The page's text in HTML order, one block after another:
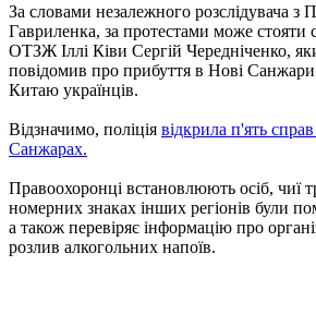
За словами незалежного розслідувача з
Гавриленка, за протестами може стояти
ОТЗЖ Іллі Ківи Сергій Чередніченко,
повідомив про прибуття в Нові
Китаю українців.
Відзначимо, поліція відкрила п'ять
Санжарах.
Правоохоронці встановлюють осіб, чиї
номерних знаках інших регіонів були
а також перевіряє інформацію про
розлив алкогольних напоїв.